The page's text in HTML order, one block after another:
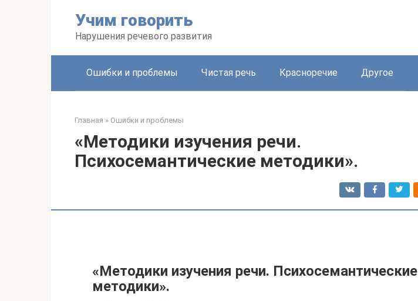
Учим говорить
Нарушения речевого развития
Ошибки и проблемы Чистая речь Красноречие Другое
Главная » Ошибки и проблемы
«Методики изучения речи.
Психосемантические методики».
«Методики изучения речи. Психосемантические
методики».